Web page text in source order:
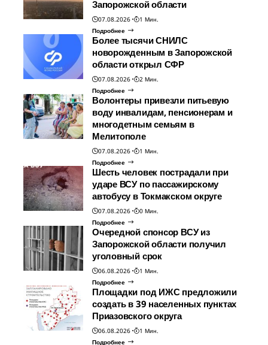
Запорожской области
07.08.2026
1 Мин.
Подробнее
Более тысячи СНИЛС
новорожденным в Запорожской
области открыл СФР
07.08.2026
2 Мин.
Подробнее
Волонтеры привезли питьевую
воду инвалидам, пенсионерам и
многодетным семьям в
Мелитополе
07.08.2026
1 Мин.
Подробнее
Шесть человек пострадали при
ударе ВСУ по пассажирскому
автобусу в Токмакском округе
07.08.2026
0 Мин.
Подробнее
Очередной спонсор ВСУ из
Запорожской области получил
уголовный срок
06.08.2026
1 Мин.
Подробнее
Площадки под ИЖС предложили
создать в 39 населенных пунктах
Приазовского округа
06.08.2026
1 Мин.
Подробнее